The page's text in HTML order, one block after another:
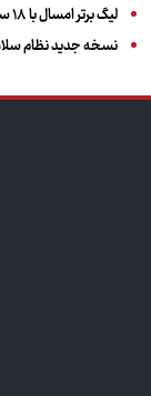
لیگ برتر امسال با ۱۸ سرمربی ایرانی برگزار می‌شود!
نسخه جدید نظام